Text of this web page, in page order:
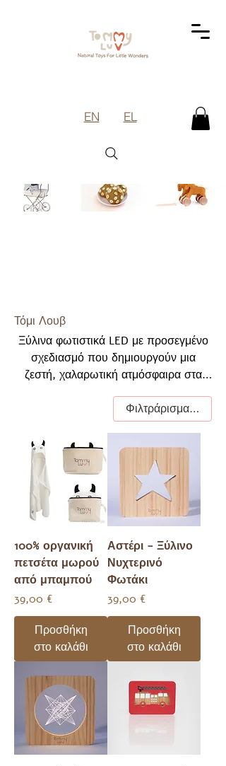
EN EL
Τόμι Λουβ
Ξύλινα φωτιστικά LED με προσεγμένο
σχεδιασμό που δημιουργούν μια
ζεστή, χαλαρωτική ατμόσφαιρα στα
παιδικά δωμάτια. Όμορφη διακόσμηση
την ημέρα και απαλό νυχτερινό φως τη
νύχτα.
Φιλτράρισμα και
100% οργανική
πετσέτα μωρού
από μπαμπού
Τιμή
39,00 €
Προσθήκη
στο καλάθι
Αστέρι - Ξύλινο
Νυχτερινό
Φωτάκι
Τιμή
39,00 €
Προσθήκη
στο καλάθι